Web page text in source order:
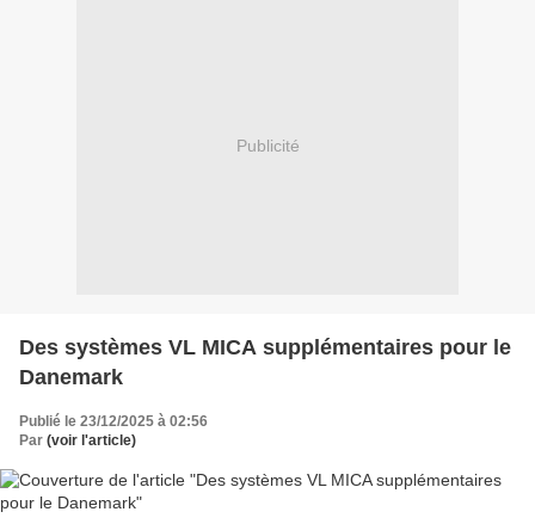
Publicité
Des systèmes VL MICA supplémentaires pour le
Danemark
Publié le 23/12/2025 à 02:56
Par (voir l'article)